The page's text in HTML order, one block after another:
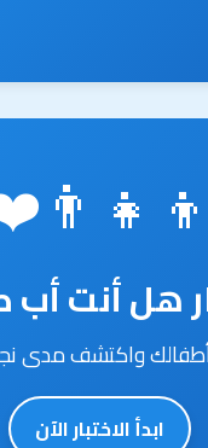
هل أنت أب
واكتشف مدى
ابدأ الاختبار الآن